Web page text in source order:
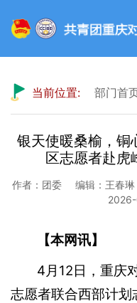
当前位置: 部门首
银天使暖桑榆，铜
区志愿者赴虎
作者：团委 编辑：王春琳
【本网讯】
4月12日，重庆
志愿者联合西部计划